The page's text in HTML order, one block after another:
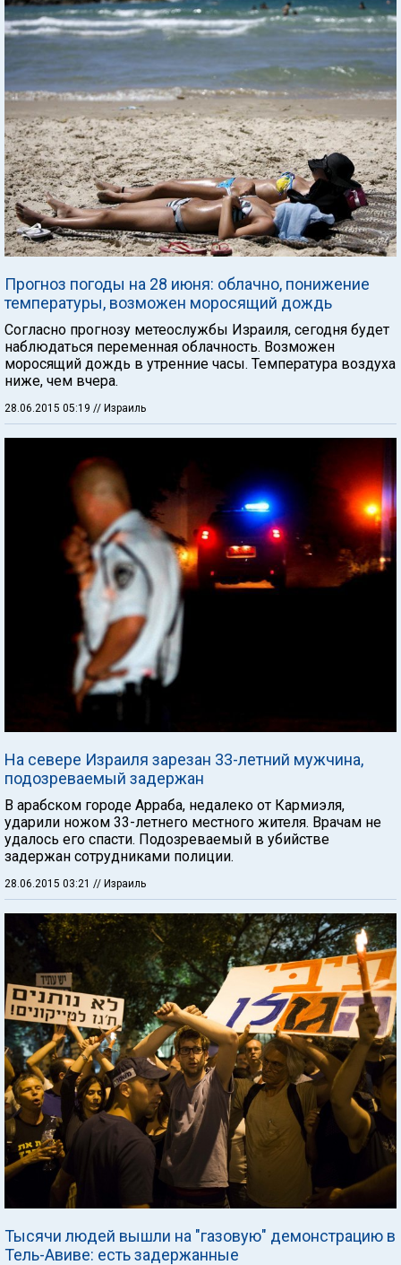
Прогноз погоды на 28 июня: облачно, понижение
температуры, возможен моросящий дождь
Согласно прогнозу метеослужбы Израиля, сегодня будет
наблюдаться переменная облачность. Возможен
моросящий дождь в утренние часы. Температура воздуха
ниже, чем вчера.
28.06.2015 05:19 // Израиль
На севере Израиля зарезан 33-летний мужчина,
подозреваемый задержан
В арабском городе Арраба, недалеко от Кармиэля,
ударили ножом 33-летнего местного жителя. Врачам не
удалось его спасти. Подозреваемый в убийстве
задержан сотрудниками полиции.
28.06.2015 03:21 // Израиль
Тысячи людей вышли на "газовую" демонстрацию в
Тель-Авиве: есть задержанные